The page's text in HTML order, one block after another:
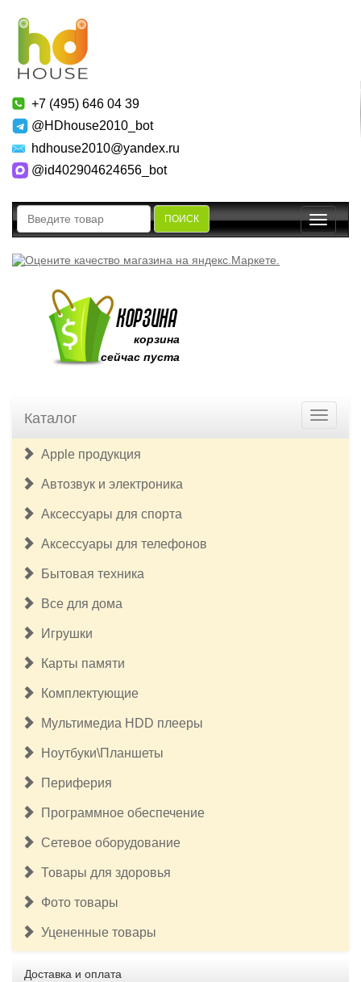
+7 (495) 646 04 39
@HDhouse2010_bot
hdhouse2010@yandex.ru
@id402904624656_bot
ПОИСК
Toggle
корзина
сейчас пуста
Каталог
Apple продукция
Автозвук и электроника
Аксессуары для спорта
Аксессуары для телефонов
Бытовая техника
Все для дома
Игрушки
Карты памяти
Комплектующие
Мультимедиа HDD плееры
Ноутбуки\Планшеты
Периферия
Программное обеспечение
Сетевое оборудование
Товары для здоровья
Фото товары
Уцененные товары
Доставка и оплата